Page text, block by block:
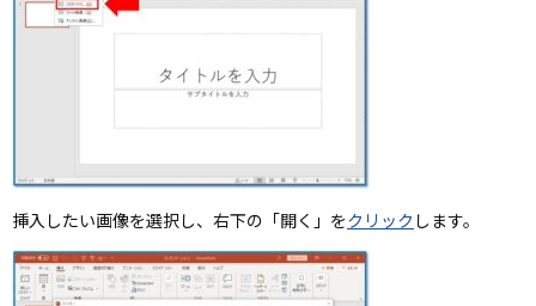
挿入したい画像を選択し、右下の「開く」をクリック します。